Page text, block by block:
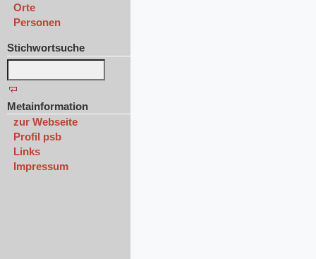
Orte
Personen
Stichwortsuche
Metainformation
zur Webseite
Profil psb
Links
Impressum